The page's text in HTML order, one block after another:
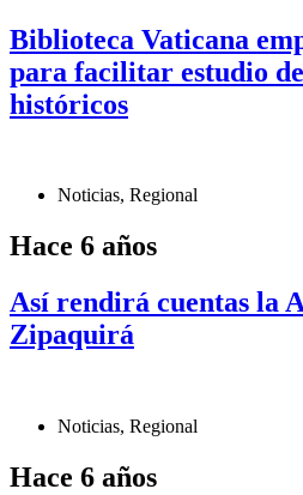
Biblioteca Vaticana
para facilitar estudio
históricos
Noticias, Regional
Hace 6 años
Así rendirá cuentas la
Zipaquirá
Noticias, Regional
Hace 6 años